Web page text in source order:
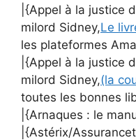
|{Appel à la justice
milord Sidney,Le
les plateformes
|{Appel à la justice
milord Sidney,(la
toutes les bonnes
|{Arnaques : le
|{Astérix/